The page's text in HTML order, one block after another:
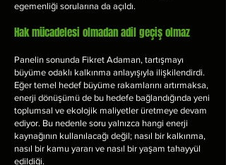
egemenliği sorularına da açıldı.
Hak mücadelesi olmadan adil geçiş olmaz
Panelin sonunda Fikret Adaman, tartışmayı
büyüme odaklı kalkınma anlayışıyla ilişkilendirdi.
Eğer temel hedef büyüme rakamlarını artırmaksa,
enerji dönüşümü de bu hedefe bağlandığında yeni
toplumsal ve ekolojik maliyetler üretmeye devam
ediyor. Bu nedenle soru yalnızca hangi enerji
kaynağının kullanılacağı değil; nasıl bir kalkınma,
nasıl bir kamu yararı ve nasıl bir yaşam tahayyül
edildiği.